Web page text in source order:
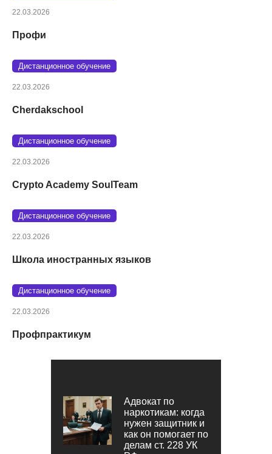
22.03.2026
Профи
Дистанционное обучение
22.03.2026
Cherdakschool
Дистанционное обучение
22.03.2026
Crypto Academy SoulTeam
Дистанционное обучение
22.03.2026
Школа иностранных языков
Дистанционное обучение
22.03.2026
Профпрактикум
Адвокат по
наркотикам: когда
нужен защитник и
как он помогает по
делам ст. 228 УК